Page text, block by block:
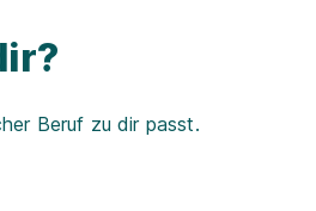
Beruf zu dir passt.